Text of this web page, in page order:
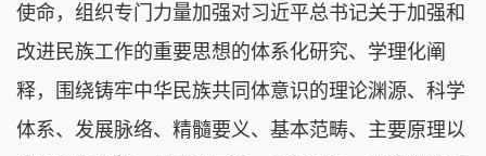
使命，组织专门力量加强对习近平总书记关于加强和
改进民族工作的重要思想的体系化研究、学理化阐
释，围绕铸牢中华民族共同体意识的理论渊源、科学
体系、发展脉络、精髓要义、基本范畴、主要原理以